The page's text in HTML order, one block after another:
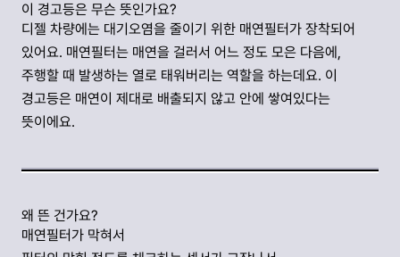
이 경고등은 무슨 뜻인가요?
디젤 차량에는 대기오염을 줄이기 위한 매연필터가 장착되어
있어요. 매연필터는 매연을 걸러서 어느 정도 모은 다음에,
주행할 때 발생하는 열로 태워버리는 역할을 하는데요. 이
경고등은 매연이 제대로 배출되지 않고 안에 쌓여있다는
뜻이에요.
왜 뜬 건가요?
매연필터가 막혀서